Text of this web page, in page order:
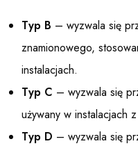
Typ B – wyzwala się
znamionowego,
instalacjach.
Typ C – wyzwala się
używany w instalacjach
Typ D – wyzwala się